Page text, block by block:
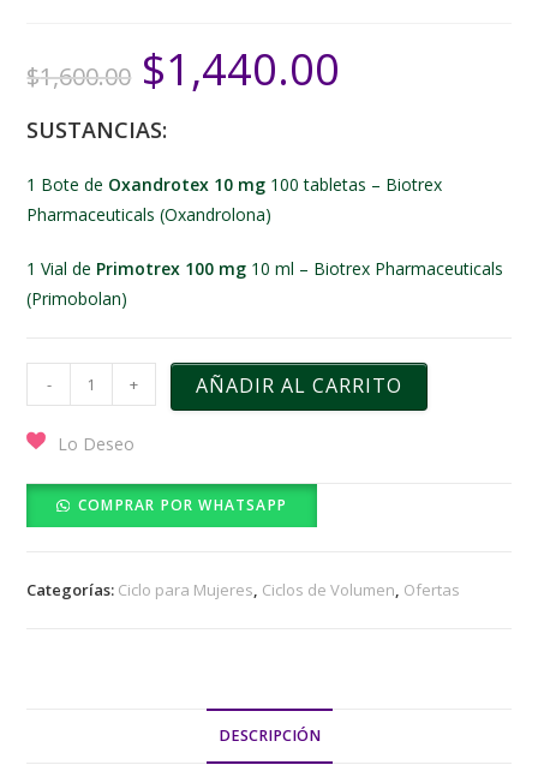
$1,600.00 $1,440.00
SUSTANCIAS:
1 Bote de Oxandrotex 10 mg 100 tabletas – Biotrex
Pharmaceuticals (Oxandrolona)
1 Vial de Primotrex 100 mg 10 ml – Biotrex Pharmaceuticals
(Primobolan)
- + AÑADIR AL CARRITO
Lo Deseo
COMPRAR POR WHATSAPP
Categorías: Ciclo para Mujeres, Ciclos de Volumen, Ofertas
DESCRIPCIÓN